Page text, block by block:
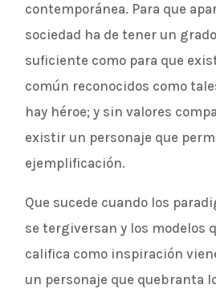
contemporánea. Para que
sociedad ha de tener un
suficiente como para que
común reconocidos como
hay héroe; y sin valores
existir un personaje que
ejemplificación.
Que sucede cuando los
se tergiversan y los modelos
califica como inspiración
un personaje que quebranta